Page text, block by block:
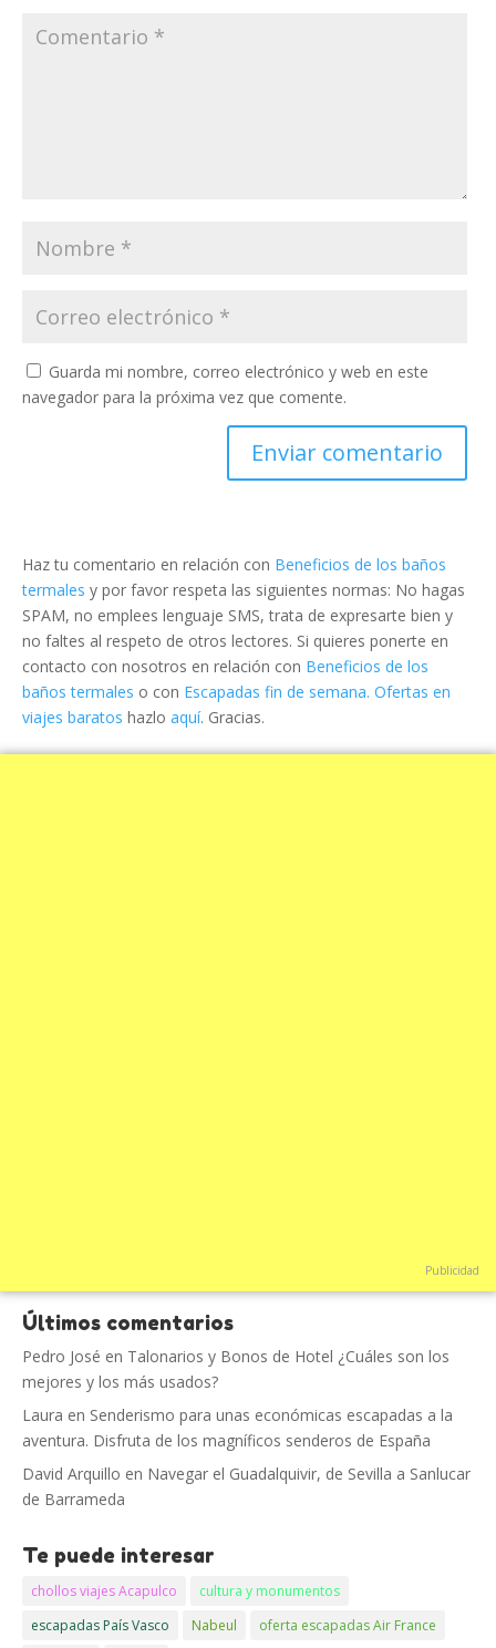
Guarda mi nombre, correo electrónico y web en este
navegador para la próxima vez que comente.
Haz tu comentario en relación con Beneficios de los baños
termales y por favor respeta las siguientes normas: No hagas
SPAM, no emplees lenguaje SMS, trata de expresarte bien y
no faltes al respeto de otros lectores. Si quieres ponerte en
contacto con nosotros en relación con Beneficios de los
baños termales o con Escapadas fin de semana. Ofertas en
viajes baratos hazlo aquí. Gracias.
Publicidad
Últimos comentarios
Pedro José en Talonarios y Bonos de Hotel ¿Cuáles son los
mejores y los más usados?
Laura en Senderismo para unas económicas escapadas a la
aventura. Disfruta de los magníficos senderos de España
David Arquillo en Navegar el Guadalquivir, de Sevilla a Sanlucar
de Barrameda
Te puede interesar
chollos viajes Acapulco
cultura y monumentos
escapadas País Vasco
Nabeul
oferta escapadas Air France